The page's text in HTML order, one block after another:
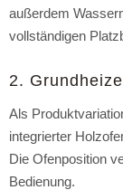
außerdem
vollständigen
2.
Als
integrierter
Die Ofenposition
Bedienung.